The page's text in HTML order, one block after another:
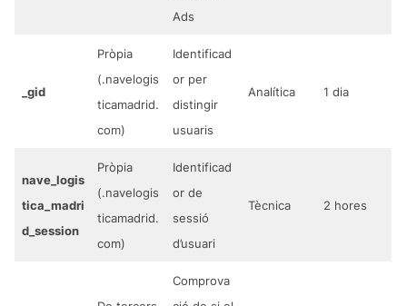
Ads
_gid
Pròpia
(.navelogis
ticamadrid.
com)
Identificad
or per
distingir
usuaris
Analítica 1 dia
nave_logis
tica_madri
d_session
Pròpia
(.navelogis
ticamadrid.
com)
Identificad
or de
sessió
d’usuari
Tècnica 2 hores
Comprova